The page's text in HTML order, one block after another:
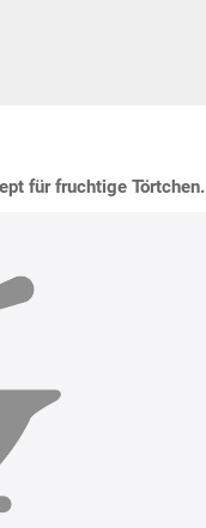
für fruchtige Törtchen.